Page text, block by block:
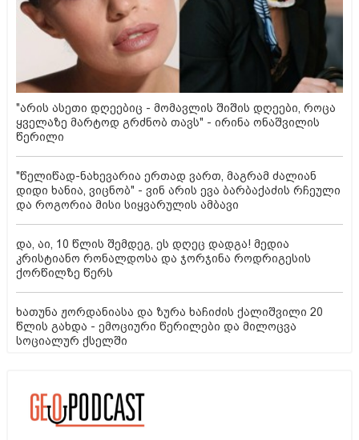
"არის ასეთი დღეებიც - მომავლის შიშის დღეები, როცა
ყველაზე მარტოდ გრძნობ თავს" - ირინა ონაშვილის
წერილი
"წელიწად-ნახევარია ერთად ვართ, მაგრამ ძალიან
დიდი ხანია, ვიცნობ" - ვინ არის ევა ბარბაქაძის რჩეული
და როგორია მისი სიყვარულის ამბავი
და, აი, 10 წლის შემდეგ, ეს დღეც დადგა! მედია
კრისტიანო რონალდოსა და ჯორჯინა როდრიგესის
ქორწილზე წერს
ხათუნა ჟორდანიასა და ზურა ხაჩიძის ქალიშვილი 20
წლის გახდა - ემოციური წერილები და მილოცვა
სოციალურ ქსელში